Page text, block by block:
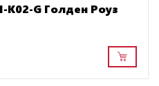
G Голден Роуз